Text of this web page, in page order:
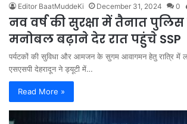
Editor BaatMuddeKi December 31, 2024 0
नव वर्ष की सुरक्षा में तैनात पुलिस
मनोबल बढ़ाने देर रात पहुंचे SSP
पर्यटकों की सुविधा और आमजन के सुगम आवागमन हेतु रात्रि में
एसएसपी देहरादून ने ड्यूटी में…
Read More »